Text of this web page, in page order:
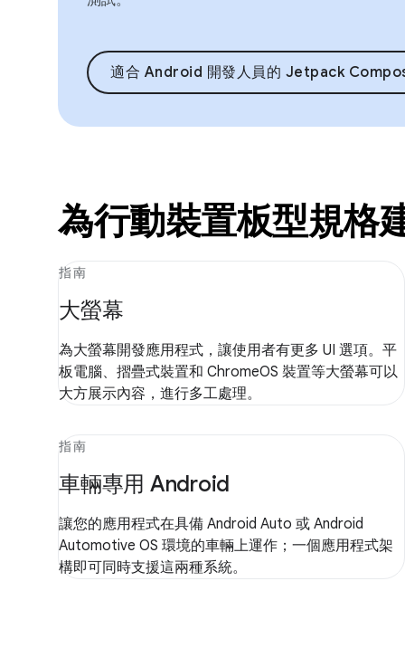
適合 Android 開發人員的 Jetpack
為行動裝置板型規格
指南
大螢幕
為大螢幕開發應用程式，讓使用者有更多 UI 選項。平
板電腦、摺疊式裝置和 ChromeOS 裝置等大螢幕可以
大方展示內容，進行多工處理。
指南
車輛專用 Android
讓您的應用程式在具備 Android Auto 或 Android
Automotive OS 環境的車輛上運作；一個應用程式架
構即可同時支援這兩種系統。